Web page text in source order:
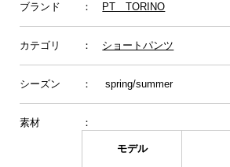
ブランド ： PT TORINO
カテゴリ ： ショートパンツ
シーズン ： spring/summer
素材 ：
モデル